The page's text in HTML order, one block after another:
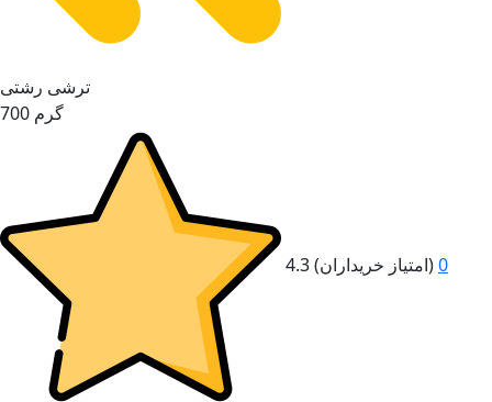
ترشی رشتی
700 گرم
4.3 (امتیاز خریداران)0